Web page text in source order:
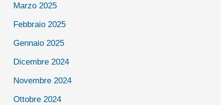
Marzo 2025
Febbraio 2025
Gennaio 2025
Dicembre 2024
Novembre 2024
Ottobre 2024